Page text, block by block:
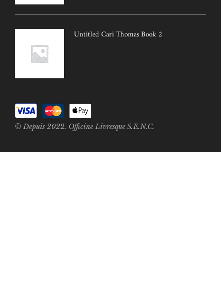
Untitled Cari Thomas Book 2
© Depuis 2022. Officine Livresque S.E.N.C.